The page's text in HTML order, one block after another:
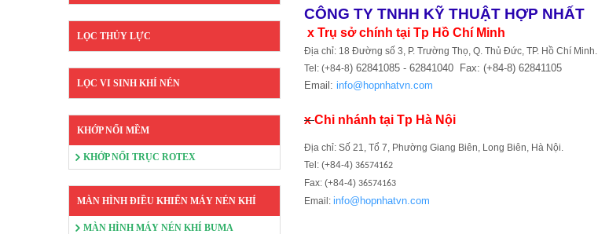
LỌC THỦY LỰC
LỌC VI SINH KHÍ NÉN
KHỚP NỐI MỀM
KHỚP NỐI TRỤC ROTEX
MÀN HÌNH ĐIỀU KHIỂN MÁY NÉN KHÍ
MÀN HÌNH MÁY NÉN KHÍ BUMA
CÔNG TY TNHH KỸ THUẬT HỢP NHẤT
x Trụ sở chính tại Tp Hồ Chí Minh
Địa chỉ: 18 Đường số 3, P. Trường Thọ, Q. Thủ Đức, TP. Hồ Chí Minh.
Tel: (+84-8) 62841085 - 62841040 Fax: (+84-8) 62841105
Email: info@hopnhatvn.com
xChi nhánh tại Tp Hà Nội
Địa chỉ: Số 21, Tổ 7, Phường Giang Biên, Long Biên, Hà Nội.
Tel: (+84-4) 36574162
Fax: (+84-4) 36574163
Email: info@hopnhatvn.com